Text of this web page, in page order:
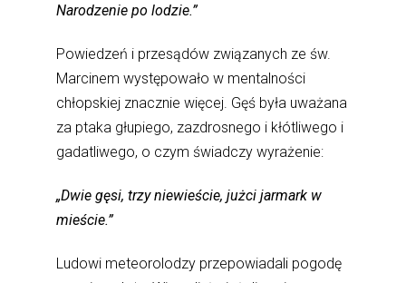
Narodzenie po lodzie.”
Powiedzeń i przesądów związanych ze św.
Marcinem występowało w mentalności
chłopskiej znacznie więcej. Gęś była uważana
za ptaka głupiego, zazdrosnego i kłótliwego i
gadatliwego, o czym świadczy wyrażenie:
„Dwie gęsi, trzy niewieście, jużci jarmark w
mieście.”
Ludowi meteorolodzy przepowiadali pogodę